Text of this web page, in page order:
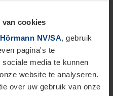
van cookies
Hörmann NV/SA, gebruik
pagina's te
media te kunnen
website te analyseren.
over uw gebruik van onze